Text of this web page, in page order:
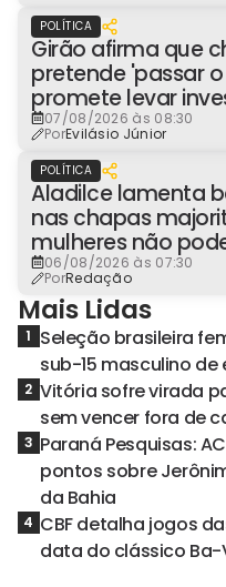
POLÍTICA
Girão afirma que
pretende 'passar
promete levar
Master à Presidência
07/08/2026 às 08:30
PorEvilásio Júnior
POLÍTICA
Aladilce lamenta
nas chapas
mulheres não
espaços de poder
06/08/2026 às 07:30
PorRedação
Mais Lidas
1 Seleção brasileira
sub-15 masculino
2 Vitória sofre virada
sem vencer fora de
3 Paraná Pesquisas:
pontos sobre
da Bahia
4 CBF detalha jogos
data do clássico Ba-